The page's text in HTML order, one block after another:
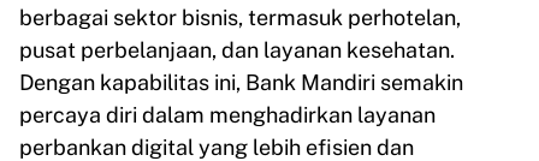
berbagai sektor bisnis, termasuk perhotelan,
pusat perbelanjaan, dan layanan kesehatan.
Dengan kapabilitas ini, Bank Mandiri semakin
percaya diri dalam menghadirkan layanan
perbankan digital yang lebih efisien dan